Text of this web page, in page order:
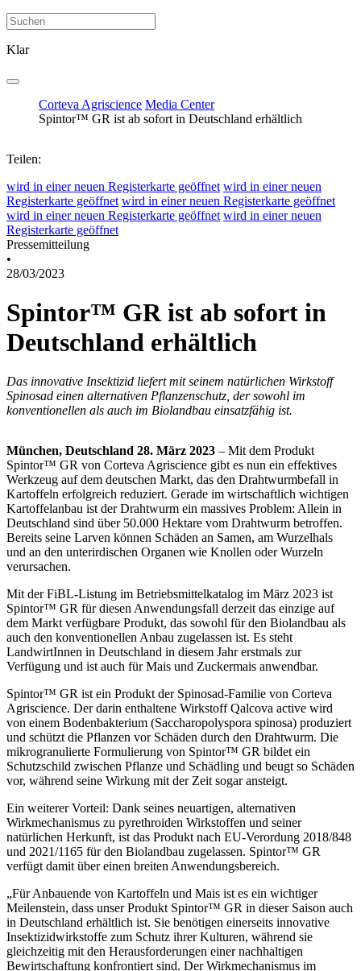
Klar
Corteva Agriscience Media Center
Spintor™ GR ist ab sofort in Deutschland erhältlich
Teilen:
wird in einer neuen Registerkarte geöffnet wird in einer neuen
Registerkarte geöffnet wird in einer neuen Registerkarte geöffnet
wird in einer neuen Registerkarte geöffnet wird in einer neuen
Registerkarte geöffnet
Pressemitteilung
•
28/03/2023
Spintor™ GR ist ab sofort in
Deutschland erhältlich
Das innovative Insektizid liefert mit seinem natürlichen Wirkstoff
Spinosad einen alternativen Pflanzenschutz, der sowohl im
konventionellen als auch im Biolandbau einsatzfähig ist.
München, Deutschland 28. März 2023 – Mit dem Produkt
Spintor™ GR von Corteva Agriscience gibt es nun ein effektives
Werkzeug auf dem deutschen Markt, das den Drahtwurmbefall in
Kartoffeln erfolgreich reduziert. Gerade im wirtschaftlich wichtigen
Kartoffelanbau ist der Drahtwurm ein massives Problem: Allein in
Deutschland sind über 50.000 Hektare vom Drahtwurm betroffen.
Bereits seine Larven können Schäden an Samen, am Wurzelhals
und an den unterirdischen Organen wie Knollen oder Wurzeln
verursachen.
Mit der FiBL-Listung im Betriebsmittelkatalog im März 2023 ist
Spintor™ GR für diesen Anwendungsfall derzeit das einzige auf
dem Markt verfügbare Produkt, das sowohl für den Biolandbau als
auch den konventionellen Anbau zugelassen ist. Es steht
LandwirtInnen in Deutschland in diesem Jahr erstmals zur
Verfügung und ist auch für Mais und Zuckermais anwendbar.
Spintor™ GR ist ein Produkt der Spinosad-Familie von Corteva
Agriscience. Der darin enthaltene Wirkstoff Qalcova active wird
von einem Bodenbakterium (Saccharopolyspora spinosa) produziert
und schützt die Pflanzen vor Schäden durch den Drahtwurm. Die
mikrogranulierte Formulierung von Spintor™ GR bildet ein
Schutzschild zwischen Pflanze und Schädling und beugt so Schäden
vor, während seine Wirkung mit der Zeit sogar ansteigt.
Ein weiterer Vorteil: Dank seines neuartigen, alternativen
Wirkmechanismus zu pyrethroiden Wirkstoffen und seiner
natürlichen Herkunft, ist das Produkt nach EU-Verordung 2018/848
und 2021/1165 für den Biolandbau zugelassen. Spintor™ GR
verfügt damit über einen breiten Anwendungsbereich.
„Für Anbauende von Kartoffeln und Mais ist es ein wichtiger
Meilenstein, dass unser Produkt Spintor™ GR in dieser Saison auch
in Deutschland erhältlich ist. Sie benötigen einerseits innovative
Insektizidwirkstoffe zum Schutz ihrer Kulturen, während sie
gleichzeitig mit den Herausforderungen einer nachhaltigen
Bewirtschaftung konfrontiert sind. Der Wirkmechanismus im